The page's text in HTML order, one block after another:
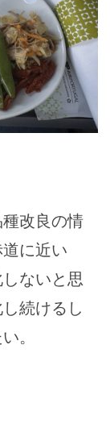
改良の情
に近い
ないと思
続けるし
。